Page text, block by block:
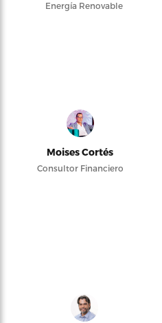
Energía Renovable
Moises Cortés
Consultor Financiero